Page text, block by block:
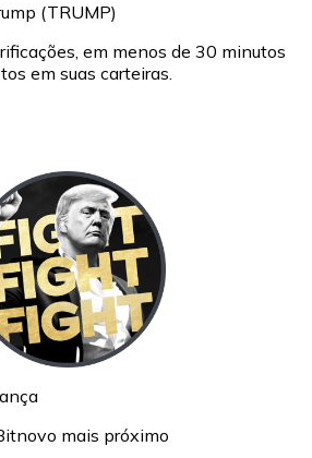
(TRUMP)
em menos de 30 minutos
em suas carteiras.
mais próximo